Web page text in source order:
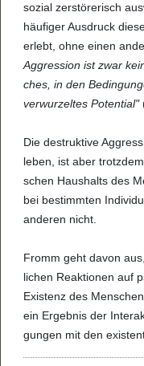
sozial zer­stö­re­risch
häu­fi­ger Aus­druck
erlebt, ohne einen
Aggres­sion ist zwar
ches, in den
ver­wur­zel­tes Poten­tial"
Die destruk­tive
le­ben, ist aber
schen Haus­halts des
bei bestimm­ten
ande­ren nicht.
Fromm geht davon
li­chen Reak­ti­o­nen auf
Exis­tenz des
ein Ergeb­nis der
gun­gen mit den